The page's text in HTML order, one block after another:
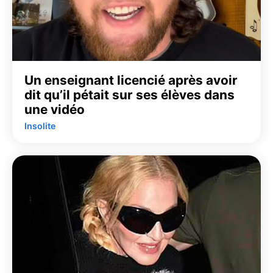
Un enseignant licencié après avoir
dit qu’il pétait sur ses élèves dans
une vidéo
Insolite